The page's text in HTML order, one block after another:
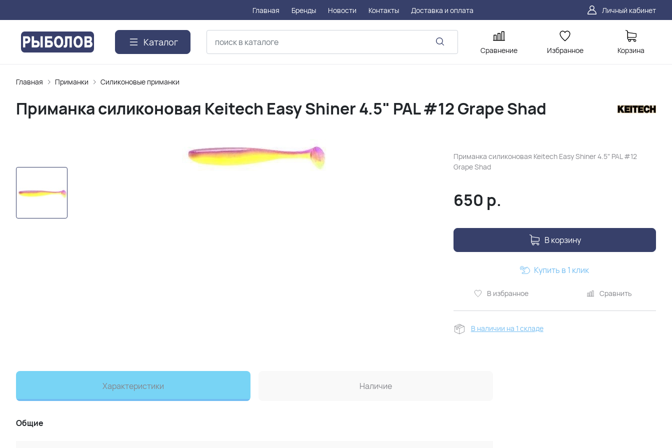
Главная Бренды Новости Контакты Доставка и оплата Личный кабинет
Каталог
Сравнение Избранное Корзина
Главная Приманки Силиконовые приманки
Приманка силиконовая Keitech Easy Shiner 4.5" PAL #12 Grape Shad
Приманка силиконовая Keitech Easy Shiner 4.5" PAL #12
Grape Shad
650 р.
В корзину
В избранное Сравнить
Купить в 1 клик
В наличии на 1 складе
Характеристики Наличие
Общие